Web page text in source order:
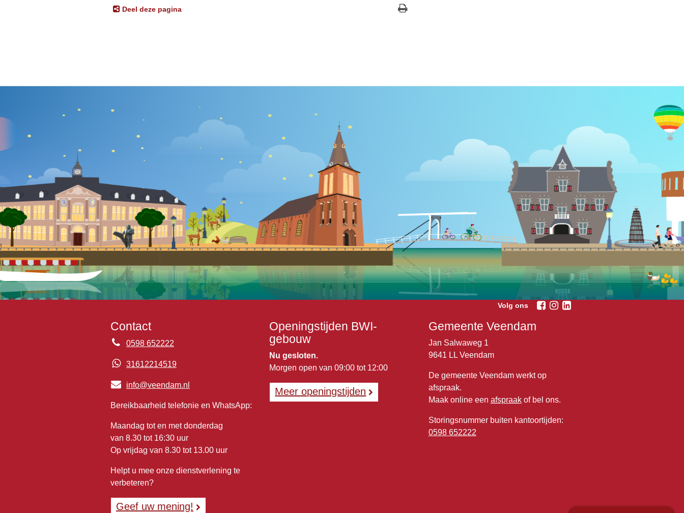
Deel deze pagina
Volg ons
Contact
0598 652222
31612214519
info@veendam.nl
Bereikbaarheid telefonie en WhatsApp:
Maandag tot en met donderdag
van 8.30 tot 16:30 uur
Op vrijdag van 8.30 tot 13.00 uur
Helpt u mee onze dienstverlening te
verbeteren?
Geef uw mening!
Openingstijden BWI-
gebouw
Nu gesloten.
Morgen open van 09:00 tot 12:00
Meer openingstijden
Gemeente Veendam
Jan Salwaweg 1
9641 LL Veendam
De gemeente Veendam werkt op
afspraak.
Maak online een afspraakof bel ons.
Storingsnummer buiten kantoortijden:
0598 652222